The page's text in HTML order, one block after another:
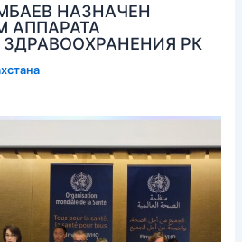
НАЗНАЧЕН
АППАРАТА
РК